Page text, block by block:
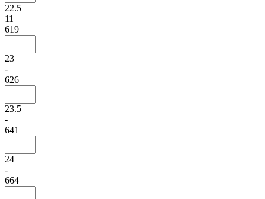
22.5
11
619
23
-
626
23.5
-
641
24
-
664